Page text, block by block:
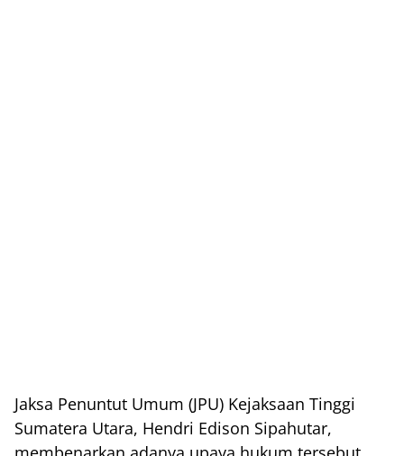
Jaksa Penuntut Umum (JPU) Kejaksaan Tinggi
Sumatera Utara, Hendri Edison Sipahutar,